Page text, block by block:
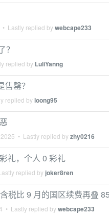
• Lastly replied bywebcape233
？
replied by LuliYanng
罄？
replied byloong95
• Lastly replied byzhy0216
礼，个人 0 彩礼
replied by joker8ren
税比 9 月的国区续费再叠
• Lastly replied bywebcape233